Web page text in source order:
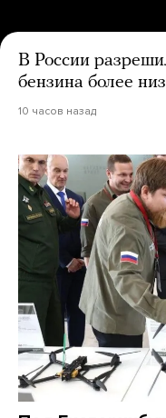
В России
бензина более
10 часов назад